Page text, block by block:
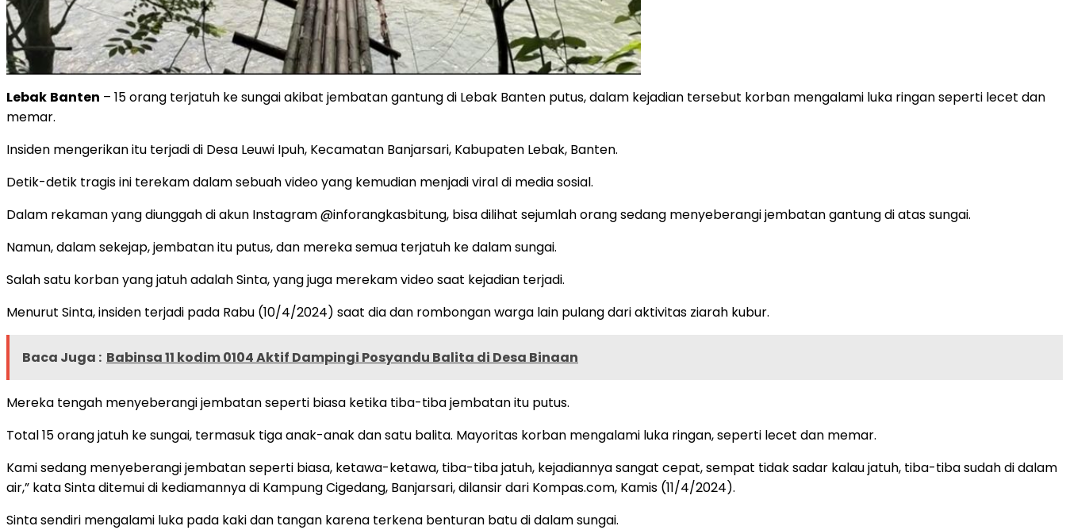
Lebak Banten – 15 orang terjatuh ke sungai akibat jembatan gantung di Lebak Banten putus, dalam kejadian tersebut korban mengalami luka ringan seperti lecet dan
memar.
Insiden mengerikan itu terjadi di Desa Leuwi Ipuh, Kecamatan Banjarsari, Kabupaten Lebak, Banten.
Detik-detik tragis ini terekam dalam sebuah video yang kemudian menjadi viral di media sosial.
Dalam rekaman yang diunggah di akun Instagram @inforangkasbitung, bisa dilihat sejumlah orang sedang menyeberangi jembatan gantung di atas sungai.
Namun, dalam sekejap, jembatan itu putus, dan mereka semua terjatuh ke dalam sungai.
Salah satu korban yang jatuh adalah Sinta, yang juga merekam video saat kejadian terjadi.
Menurut Sinta, insiden terjadi pada Rabu (10/4/2024) saat dia dan rombongan warga lain pulang dari aktivitas ziarah kubur.
Baca Juga : Babinsa 11 kodim 0104 Aktif Dampingi Posyandu Balita di Desa Binaan
Mereka tengah menyeberangi jembatan seperti biasa ketika tiba-tiba jembatan itu putus.
Total 15 orang jatuh ke sungai, termasuk tiga anak-anak dan satu balita. Mayoritas korban mengalami luka ringan, seperti lecet dan memar.
Kami sedang menyeberangi jembatan seperti biasa, ketawa-ketawa, tiba-tiba jatuh, kejadiannya sangat cepat, sempat tidak sadar kalau jatuh, tiba-tiba sudah di dalam
air,” kata Sinta ditemui di kediamannya di Kampung Cigedang, Banjarsari, dilansir dari Kompas.com, Kamis (11/4/2024).
Sinta sendiri mengalami luka pada kaki dan tangan karena terkena benturan batu di dalam sungai.